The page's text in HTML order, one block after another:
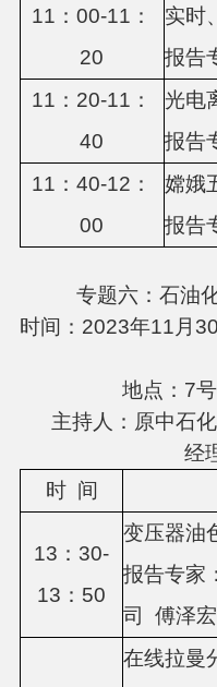
11 ：00-11 ：
20
实时
报告
11 ： 20-11：
40
光电
报告
11：40-12 ：
00
嫦娥
报告
专题六：石油
时间：2023年11月
地点：7
主持人：原中石化
经
时 间
13： 30-
13： 50
变压器油
报告专家
司
傅泽宏
在线拉曼